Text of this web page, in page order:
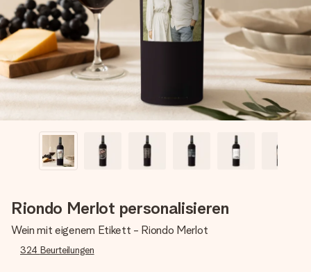
Montag - Freitag : 8:30 - 17:00 Uhr
Samstag - Sonntag : 8:30 - 13:00 Uhr
Riondo Merlot personalisieren
Wein mit eigenem Etikett - Riondo Merlot
324 Beurteilungen